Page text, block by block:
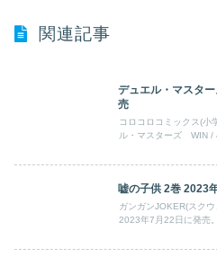
関連記事
デュエル・マスタ
売
コロコロコミックス(小
ル・マスターズ WIN /
嘘の子供 2巻 2023
ガンガンJOKER(スク
2023年7月22日に発売。